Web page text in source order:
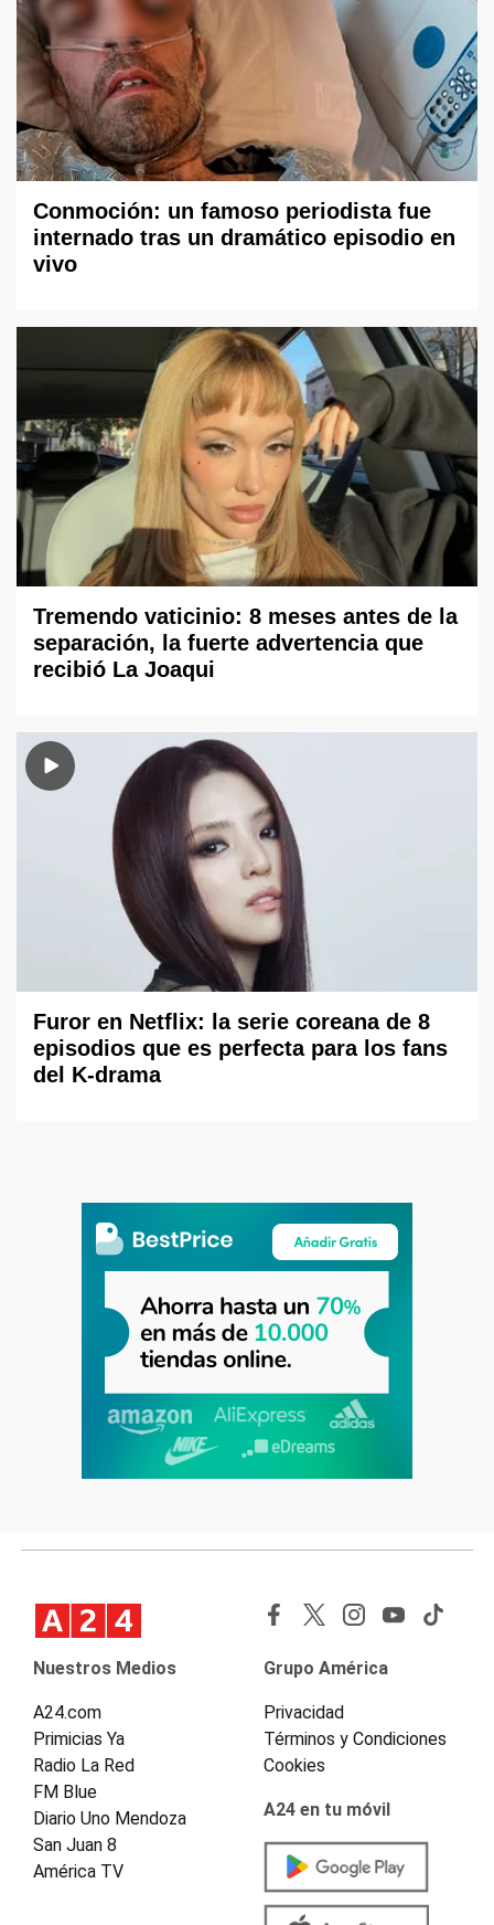
Conmoción: un famoso periodista fue
internado tras un dramático episodio en
vivo
Tremendo vaticinio: 8 meses antes de la
separación, la fuerte advertencia que
recibió La Joaqui
Furor en Netflix: la serie coreana de 8
episodios que es perfecta para los fans
del K-drama
Nuestros Medios
A24.com
Primicias Ya
Radio La Red
FM Blue
Diario Uno Mendoza
San Juan 8
América TV
Grupo América
Privacidad
Términos y Condiciones
Cookies
A24 en tu móvil